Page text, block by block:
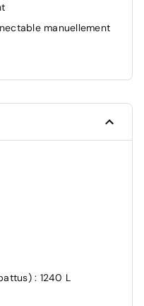
manuellement
en roulant
: 1240 L